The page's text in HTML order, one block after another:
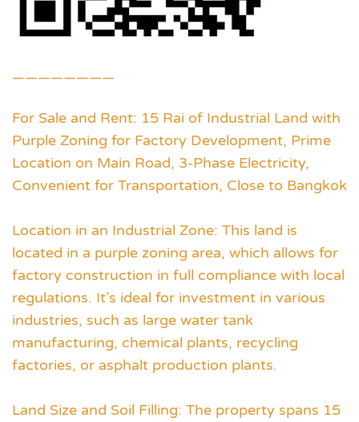
————————
For Sale and Rent: 15 Rai of Industrial Land with
Purple Zoning for Factory Development, Prime
Location on Main Road, 3-Phase Electricity,
Convenient for Transportation, Close to Bangkok
Location in an Industrial Zone: This land is
located in a purple zoning area, which allows for
factory construction in full compliance with local
regulations. It’s ideal for investment in various
industries, such as large water tank
manufacturing, chemical plants, recycling
factories, or asphalt production plants.
Land Size and Soil Filling: The property spans 15